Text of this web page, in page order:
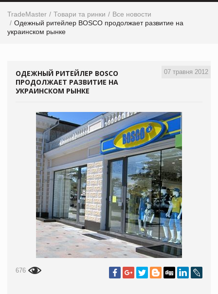
TradeMaster Товари та ринки
Все новости
Одежный ритейлер BOSCO продолжает развитие на
украинском рынке
07 травня 2012
ОДЕЖНЫЙ РИТЕЙЛЕР BOSCO
ПРОДОЛЖАЕТ РАЗВИТИЕ НА
УКРАИНСКОМ РЫНКЕ
676